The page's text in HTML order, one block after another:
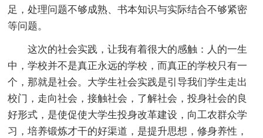
足，处理问题不够成熟、书本知识与实际结合不够紧密
等问题。
这次的社会实践，让我有着很大的感触：人的一生
中，学校并不是真正永远的学校，而真正的学校只有一
个，那就是社会。大学生社会实践是引导我们学生走出
校门，走向社会，接触社会，了解社会，投身社会的良
好形式，是使促使大学生投身改革建设，向工农群众学
习，培养锻炼才干的好渠道，是提升思想，修身养性，